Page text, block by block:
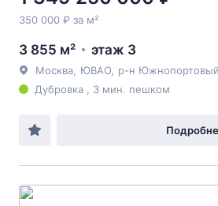
350 000 ₽ за м²
3 855 м² этаж 3
Москва ЮВАО р-н Южнопортовый
Дубровка , 3 мин. пешком